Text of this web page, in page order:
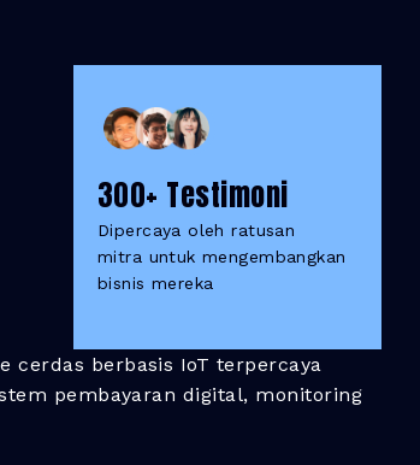
300+ Testimoni
Dipercaya oleh ratusan
mitra untuk mengembangkan
bisnis mereka
cerdas berbasis IoT terpercaya
pembayaran digital, monitoring